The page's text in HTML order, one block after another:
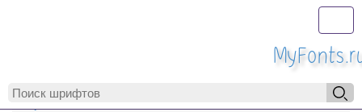
MyFonts.ru